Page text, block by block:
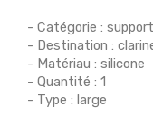
- Catégorie :
- Destination :
- Matériau : silicone
- Quantité : 1
- Type : large